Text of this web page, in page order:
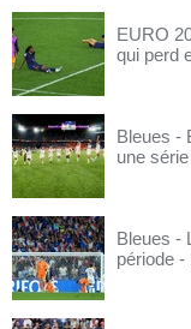
EURO
qui perd
Bleues -
une
Bleues -
période -